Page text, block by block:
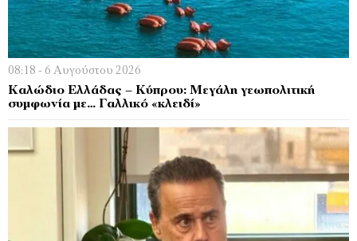
08:18 - 6 Αυγούστου 2026
Kαλώδιο Ελλάδας – Κύπρου: Μεγάλη γεωπολιτική
συμφωνία με… Γαλλικό «κλειδί»